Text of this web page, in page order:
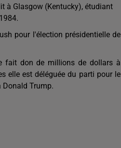
à Glasgow (Kentucky), étudiant
pour l'élection présidentielle de
fait don de millions de dollars à
elle est déléguée du parti pour le
Donald Trump.